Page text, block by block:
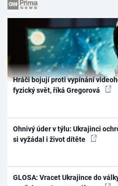
Hráči bojují proti vypínání
fyzický svět, říká Gregorová
Ohnivý úder v týlu: Ukrajinci
si vyžádal i život dítěte
GLOSA: Vracet Ukrajince do